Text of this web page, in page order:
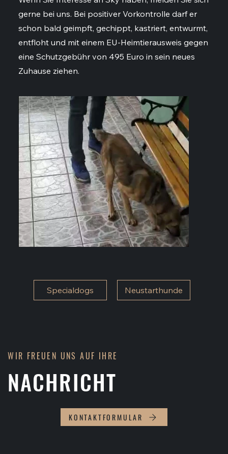
gerne bei uns. Bei positiver Vorkontrolle darf er
schon bald geimpft, gechippt, kastriert, entwurmt,
entfloht und mit einem EU-Heimtierausweis gegen
eine Schutzgebühr von 495 Euro in sein neues
Zuhause ziehen.
Specialdogs Neustarthunde
WIR FREUEN UNS AUF IHRE
NACHRICHT
KONTAKTFORMULAR